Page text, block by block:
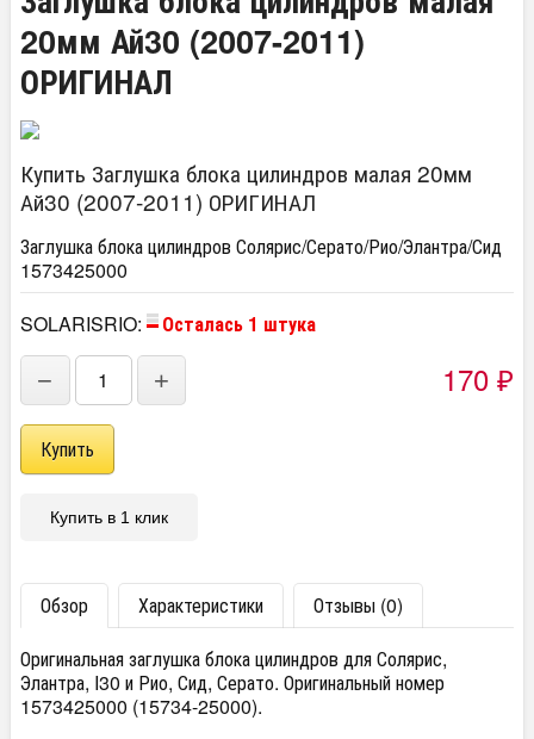
20мм Ай30 (2007-2011)
ОРИГИНАЛ
Купить Заглушка блока цилиндров малая 20мм
Ай30 (2007-2011) ОРИГИНАЛ
Заглушка блока цилиндров Солярис/Серато/Рио/Элантра/Сид
1573425000
SOLARISRIO:
Осталась 1 штука
− + 170 ₽
Купить в 1 клик
Обзор Характеристики
Отзывы (0)
Оригинальная заглушка блока цилиндров для Солярис,
Элантра, I30 и Рио, Сид, Серато. Оригинальный номер
1573425000 (15734-25000).